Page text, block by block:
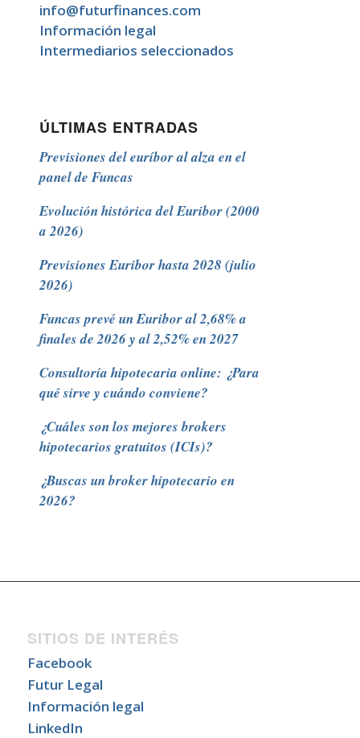
info@futurfinances.com
Información legal
Intermediarios seleccionados
ÚLTIMAS ENTRADAS
Previsiones del euríbor al alza en el
panel de Funcas
Evolución histórica del Euribor (2000
a 2026)
Previsiones Euribor hasta 2028 (julio
2026)
Funcas prevé un Euribor al 2,68% a
finales de 2026 y al 2,52% en 2027
Consultoría hipotecaria online: ¿Para
qué sirve y cuándo conviene?
¿Cuáles son los mejores brokers
hipotecarios gratuitos (ICIs)?
¿Buscas un broker hipotecario en
2026?
SITIOS DE INTERÉS
Facebook
Futur Legal
Información legal
LinkedIn